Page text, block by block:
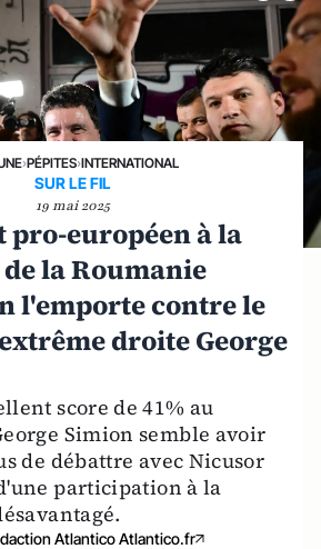
›PÉPITES›INTERNATIONAL
SUR LE FIL
19 mai 2025
pro-européen à la
la Roumanie
l'emporte contre le
droite George
score de 41% au
Simion semble avoir
de débattre avec Nicusor
participation à la
Atlantico Atlantico.fr